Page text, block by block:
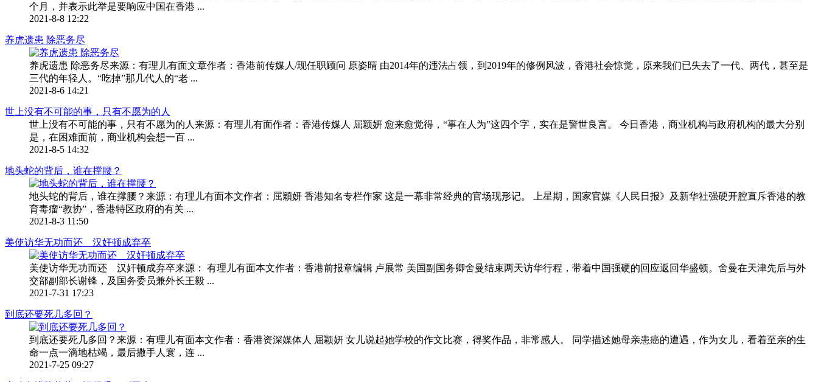
个月，并表示此举是要响应中国在香港 ...
2021-8-8 12:22
养虎遗患 除恶务尽
养虎遗患 除恶务尽来源：有理儿有面文章作者：香港前传媒人/现任职顾问 原姿晴 由2014年的违法占领，到2019年的修例风波，香港社会惊觉，原来我们已失去了一代、两代，甚至是
三代的年轻人。“吃掉”那几代人的“老 ...
2021-8-6 14:21
世上没有不可能的事，只有不愿为的人
世上没有不可能的事，只有不愿为的人来源：有理儿有面作者：香港传媒人 屈颖妍 愈来愈觉得，“事在人为”这四个字，实在是警世良言。 今日香港，商业机构与政府机构的最大分别
是，在困难面前，商业机构会想一百 ...
2021-8-5 14:32
地头蛇的背后，谁在撑腰？
地头蛇的背后，谁在撑腰？来源：有理儿有面本文作者：屈穎妍 香港知名专栏作家 这是一幕非常经典的官场现形记。 上星期，国家官媒《人民日报》及新华社强硬开腔直斥香港的教
育毒瘤“教协”，香港特区政府的有关 ...
2021-8-3 11:50
美使访华无功而还 汉奸顿成弃卒
美使访华无功而还 汉奸顿成弃卒来源： 有理儿有面本文作者：香港前报章编辑 卢展常 美国副国务卿舍曼结束两天访华行程，带着中国强硬的回应返回华盛顿。舍曼在天津先后与外
交部副部长谢锋，及国务委员兼外长王毅 ...
2021-7-31 17:23
到底还要死几多回？
到底还要死几多回？来源：有理儿有面本文作者：香港资深媒体人 屈颖妍 女儿说起她学校的作文比赛，得奖作品，非常感人。 同学描述她母亲患癌的遭遇，作为女儿，看着至亲的生
命一点一滴地枯竭，最后撒手人寰，连 ...
2021-7-25 09:27